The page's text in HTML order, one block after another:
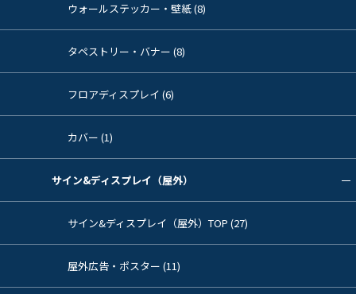
ウォールステッカー・壁紙 (8)
タペストリー・バナー (8)
フロアディスプレイ (6)
カバー (1)
サイン&ディスプレイ（屋外）
サイン&ディスプレイ（屋外）TOP (27)
屋外広告・ポスター (11)